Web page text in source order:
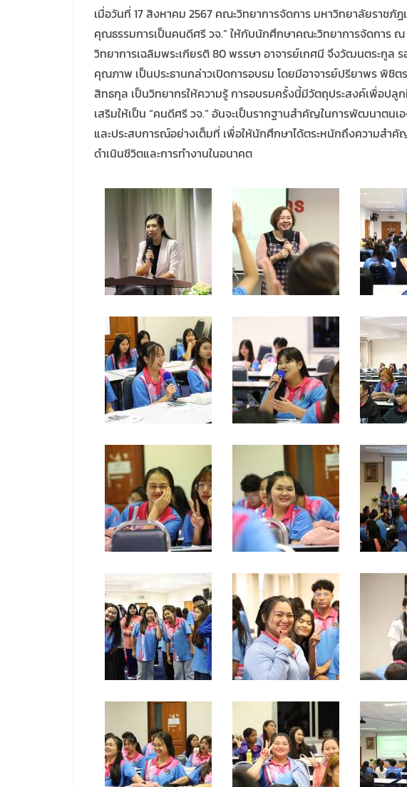
เมื่อวันที่ 17 สิงหาคม 2567 คณะวิทยาการจัดการ มหาวิทยาลัยราช
คุณธรรมการเป็นคนดีศรี วจ.” ให้กับนักศึกษาคณะวิทยาการจัดการ
วิทยาการเฉลิมพระเกียรติ 80 พรรษา อาจารย์เกศนี จึงวัฒนตระกู
คุณภาพ เป็นประธานกล่าวเปิดการอบรม โดยมีอาจารย์ปรียาพร พิ
สิทธกุล เป็นวิทยากรให้ความรู้ การอบรมครั้งนี้มีวัตถุประสงค์เพื่อป
เสริมให้เป็น “คนดีศรี วจ.” อันจะเป็นรากฐานสำคัญในการพัฒนาตน
และประสบการณ์อย่างเต็มที่ เพื่อให้นักศึกษาได้ตระหนักถึงความสำ
ดำเนินชีวิตและการทำงานในอนาคต